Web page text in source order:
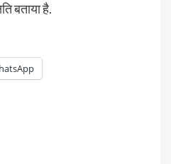
बताया है.